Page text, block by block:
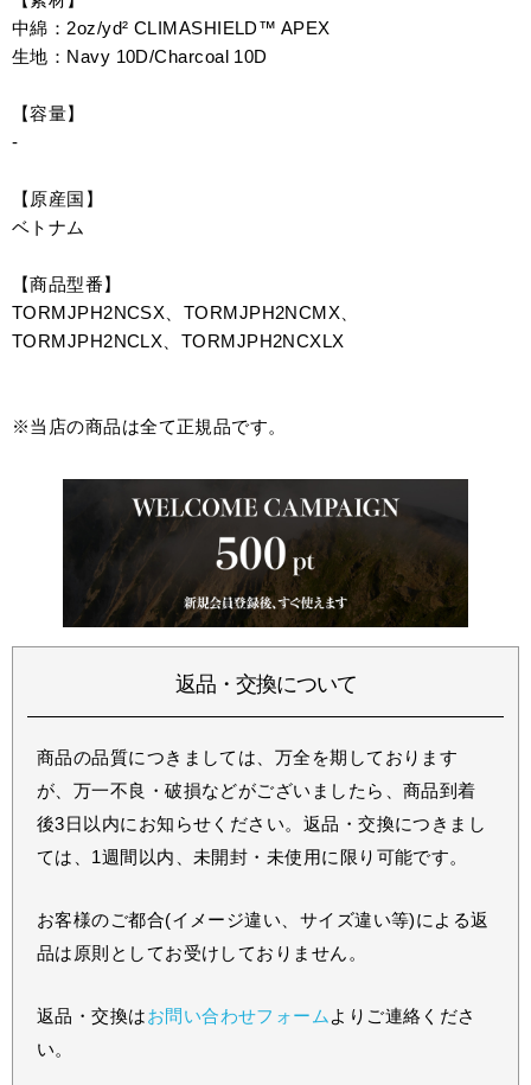
中綿：2oz/yd² CLIMASHIELD™ APEX
生地：Navy 10D/Charcoal 10D
【容量】
-
【原産国】
ベトナム
【商品型番】
TORMJPH2NCSX、TORMJPH2NCMX、
TORMJPH2NCLX、TORMJPH2NCXLX
※当店の商品は全て正規品です。
返品・交換について
商品の品質につきましては、万全を期しております
が、万一不良・破損などがございましたら、商品到着
後3日以内にお知らせください。返品・交換につきまし
ては、1週間以内、未開封・未使用に限り可能です。
お客様のご都合(イメージ違い、サイズ違い等)による返
品は原則としてお受けしておりません。
返品・交換はお問い合わせフォーム よりご連絡くださ
い。